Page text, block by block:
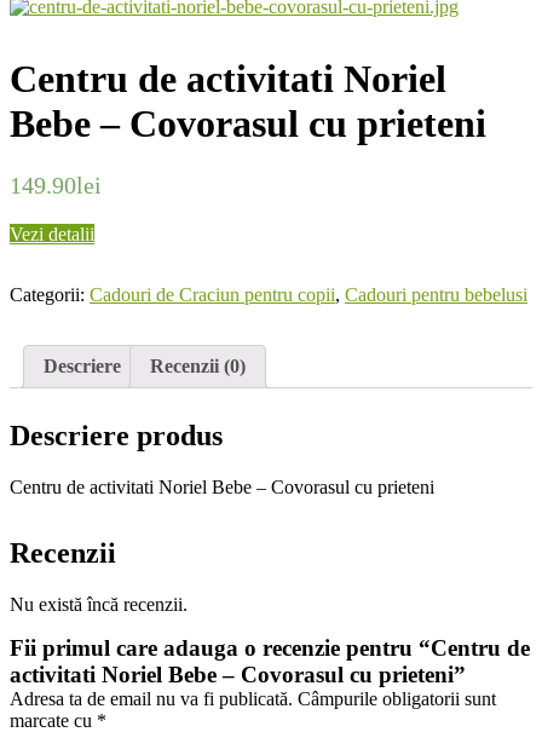
Centru de activitati Noriel
Bebe – Covorasul cu prieteni
149.90lei
Vezi detalii
Categorii: Cadouri de Craciun pentru copii, Cadouri pentru bebelusi
Descriere Recenzii (0)
Descriere produs
Centru de activitati Noriel Bebe – Covorasul cu prieteni
Recenzii
Nu există încă recenzii.
Fii primul care adauga o recenzie pentru “Centru de
activitati Noriel Bebe – Covorasul cu prieteni”
Adresa ta de email nu va fi publicată. Câmpurile obligatorii sunt
marcate cu *